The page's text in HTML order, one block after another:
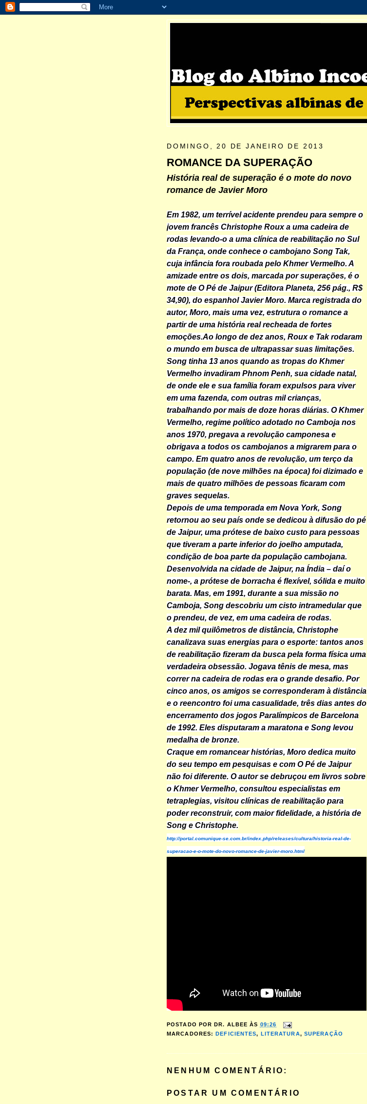
DOMINGO, 20 DE JANEIRO DE 2013
ROMANCE DA SUPERAÇÃO
História real de superação é o mote do novo
romance de Javier Moro
Em 1982, um terrível acidente prendeu para sempre o
jovem francês Christophe Roux a uma cadeira de
rodas levando-o a uma clínica de reabilitação no Sul
da França, onde conhece o cambojano Song Tak,
cuja infância fora roubada pelo Khmer Vermelho. A
amizade entre os dois, marcada por superações, é o
mote de O Pé de Jaipur (Editora Planeta, 256 pág., R$
34,90), do espanhol Javier Moro. Marca registrada do
autor, Moro, mais uma vez, estrutura o romance a
partir de uma história real recheada de fortes
emoções.Ao longo de dez anos, Roux e Tak rodaram
o mundo em busca de ultrapassar suas limitações.
Song tinha 13 anos quando as tropas do Khmer
Vermelho invadiram Phnom Penh, sua cidade natal,
de onde ele e sua família foram expulsos para viver
em uma fazenda, com outras mil crianças,
trabalhando por mais de doze horas diárias. O Khmer
Vermelho, regime político adotado no Camboja nos
anos 1970, pregava a revolução camponesa e
obrigava a todos os cambojanos a migrarem para o
campo. Em quatro anos de revolução, um terço da
população (de nove milhões na época) foi dizimado e
mais de quatro milhões de pessoas ficaram com
graves sequelas.
Depois de uma temporada em Nova York, Song
retornou ao seu país onde se dedicou à difusão do pé
de Jaipur, uma prótese de baixo custo para pessoas
que tiveram a parte inferior do joelho amputada,
condição de boa parte da população cambojana.
Desenvolvida na cidade de Jaipur, na Índia – daí o
nome-, a prótese de borracha é flexível, sólida e muito
barata. Mas, em 1991, durante a sua missão no
Camboja, Song descobriu um cisto intramedular que
o prendeu, de vez, em uma cadeira de rodas.
A dez mil quilômetros de distância, Christophe
canalizava suas energias para o esporte: tantos anos
de reabilitação fizeram da busca pela forma física uma
verdadeira obsessão. Jogava tênis de mesa, mas
correr na cadeira de rodas era o grande desafio. Por
cinco anos, os amigos se corresponderam à distância
e o reencontro foi uma casualidade, três dias antes do
encerramento dos jogos Paralímpicos de Barcelona
de 1992. Eles disputaram a maratona e Song levou
medalha de bronze.
Craque em romancear histórias, Moro dedica muito
do seu tempo em pesquisas e com O Pé de Jaipur
não foi diferente. O autor se debruçou em livros sobre
o Khmer Vermelho, consultou especialistas em
tetraplegias, visitou clínicas de reabilitação para
poder reconstruir, com maior fidelidade, a história de
Song e Christophe.
http://portal.comunique-se.com.br/index.php/releases/cultura/historia-real-de-
superacao-e-o-mote-do-novo-romance-de-javier-moro.html
POSTADO POR DR. ALBEE ÀS 09:26
MARCADORES:DEFICIENTES, LITERATURA, SUPERAÇÃO
NENHUM COMENTÁRIO:
POSTAR UM COMENTÁRIO